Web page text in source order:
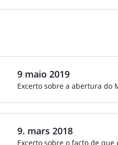
9 maio 2019
Excerto sobre a abertura do
9. mars 2018
Excerto sobre o facto de